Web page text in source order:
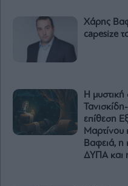
Χάρης
capesize
Η μυστική
επίθεση
Μαρτίνου
Βαφειά, η
ΔΥΠΑ και